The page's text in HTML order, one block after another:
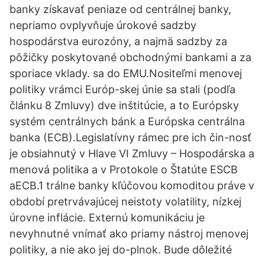
banky získavať peniaze od centrálnej banky,
nepriamo ovplyvňuje úrokové sadzby
hospodárstva eurozóny, a najmä sadzby za
pôžičky poskytované obchodnými bankami a za
sporiace vklady. sa do EMU.Nositeľmi menovej
politiky vrámci Európ-skej únie sa stali (podľa
článku 8 Zmluvy) dve inštitúcie, a to Európsky
systém centrálnych bánk a Európska centrálna
banka (ECB).Legislatívny rámec pre ich čin-nosť
je obsiahnutý v Hlave VI Zmluvy – Hospodárska a
menová politika a v Protokole o Štatúte ESCB
aECB.1 trálne banky kľúčovou komoditou práve v
období pretrvávajúcej neistoty volatility, nízkej
úrovne inflácie. Externú komunikáciu je
nevyhnutné vnímať ako priamy nástroj menovej
politiky, a nie ako jej do-plnok. Bude dôležité